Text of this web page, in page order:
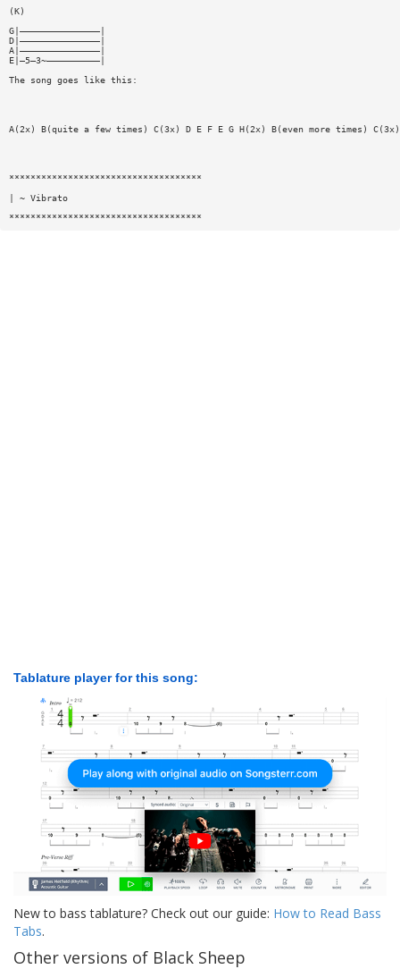
(K)
G|———————————————|
D|———————————————|
A|———————————————|
E|—5—3~——————————|
The song goes like this:
A(2x) B(quite a few times) C(3x) D E F E G H(2x) B(even more times)
************************************
| ~ Vibrato
************************************
Tablature player for this song:
New to bass tablature? Check out our guide: How to Read Bass
Tabs.
Other versions of Black Sheep